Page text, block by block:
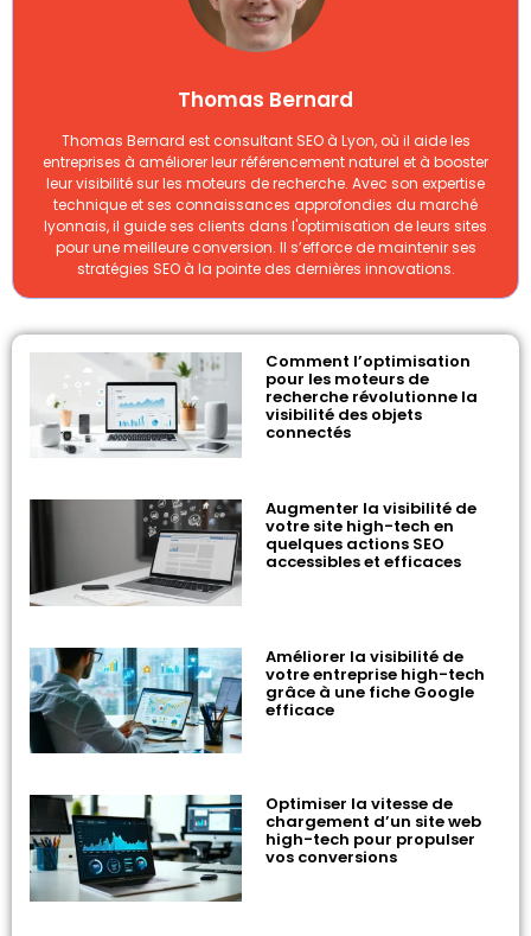
Thomas Bernard
Thomas Bernard est consultant SEO à Lyon, où il aide les
entreprises à améliorer leur référencement naturel et à booster
leur visibilité sur les moteurs de recherche. Avec son expertise
technique et ses connaissances approfondies du marché
lyonnais, il guide ses clients dans l'optimisation de leurs sites
pour une meilleure conversion. Il s’efforce de maintenir ses
stratégies SEO à la pointe des dernières innovations.
Comment l’optimisation
pour les moteurs de
recherche révolutionne la
visibilité des objets
connectés
Augmenter la visibilité de
votre site high-tech en
quelques actions SEO
accessibles et efficaces
Améliorer la visibilité de
votre entreprise high-tech
grâce à une fiche Google
efficace
Optimiser la vitesse de
chargement d’un site web
high-tech pour propulser
vos conversions